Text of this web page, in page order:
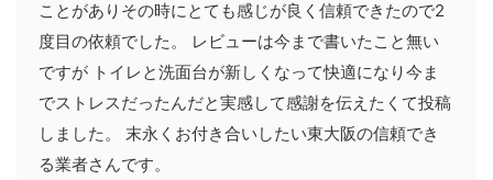
ことがありその時にとても感じが良く信頼できたので2
度目の依頼でした。 レビューは今まで書いたこと無い
ですが トイレと洗面台が新しくなって快適になり今ま
でストレスだったんだと実感して感謝を伝えたくて投稿
しました。 末永くお付き合いしたい東大阪の信頼でき
る業者さんです。